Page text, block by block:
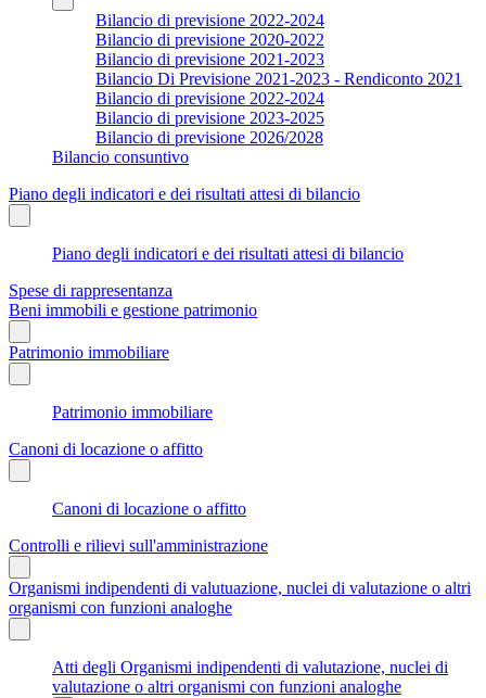
Bilancio di previsione 2022-2024
Bilancio di previsione 2020-2022
Bilancio di previsione 2021-2023
Bilancio Di Previsione 2021-2023 - Rendiconto 2021
Bilancio di previsione 2022-2024
Bilancio di previsione 2023-2025
Bilancio di previsione 2026/2028
Bilancio consuntivo
Piano degli indicatori e dei risultati attesi di bilancio
Piano degli indicatori e dei risultati attesi di bilancio
Spese di rappresentanza
Beni immobili e gestione patrimonio
Patrimonio immobiliare
Patrimonio immobiliare
Canoni di locazione o affitto
Canoni di locazione o affitto
Controlli e rilievi sull'amministrazione
Organismi indipendenti di valutuazione, nuclei di valutazione o altri
organismi con funzioni analoghe
Atti degli Organismi indipendenti di valutazione, nuclei di
valutazione o altri organismi con funzioni analoghe